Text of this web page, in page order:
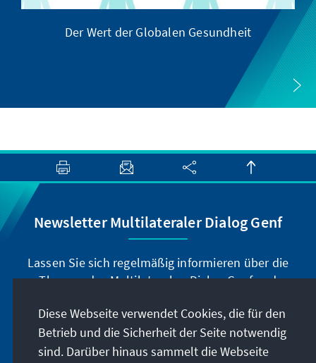
Der Wert der Globalen Gesundheit
Newsletter Multilateraler Dialog Genf
Lassen Sie sich regelmäßig informieren über die
Themen des Multilateralen Dialog Genf und
Jetzt abonnieren
Diese Webseite verwendet Cookies, die für den
Betrieb und die Sicherheit der Seite notwendig
sind. Darüber hinaus sammelt die Webseite